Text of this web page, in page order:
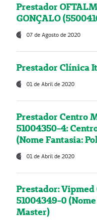
Prestador
GONÇALO
07 de Agosto de 2020
Prestador Clínica
01 de Abril de 2020
Prestador Centro
51004350-4:
(Nome Fantasia:
01 de Abril de 2020
Prestador:
51004349-0
Master)